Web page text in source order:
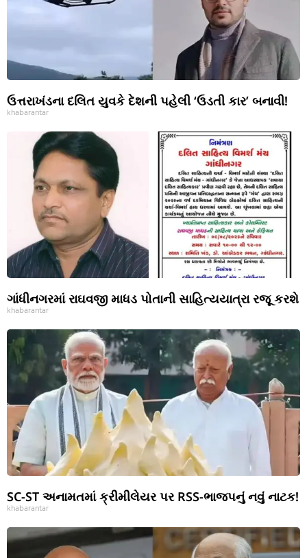
ઉત્તરાખંડના દલિત યુવકે દેશની પહેલી ‘ઉડતી કાર’ બનાવી!
khabarantar
ગાંધીનગરમાં રાઘવજી માધડ પોતાની સાહિત્યયાત્રા રજૂ કરશે
khabarantar
SC-ST અનામતમાં ક્રીમીલેયર પર RSS-ભાજપનું નવું નાટક!
khabarantar